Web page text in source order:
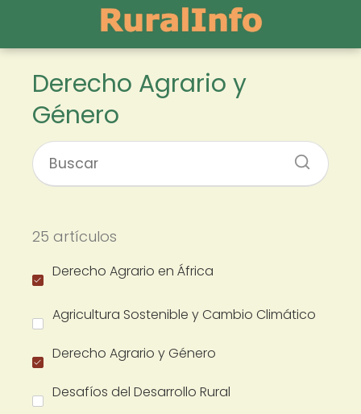
Derecho Agrario y
Género
25 artículos
Derecho Agrario en África
Agricultura Sostenible y Cambio Climático
Derecho Agrario y Género
Desafíos del Desarrollo Rural